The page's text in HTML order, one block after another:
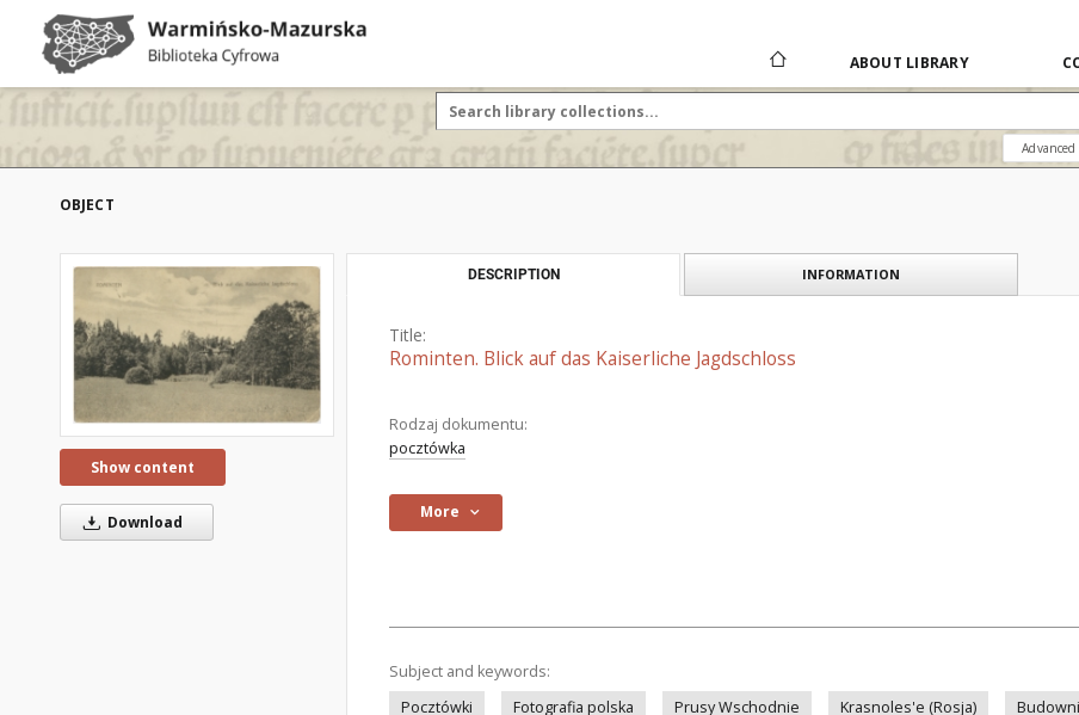
ABOUT LIBRARY
Advanced
OBJECT
Show content
Download
DESCRIPTION INFORMATION
Title:
Rominten. Blick auf das Kaiserliche Jagdschloss
Rodzaj dokumentu:
pocztówka
More
Subject and keywords:
Pocztówki
Fotografia polska Prusy Wschodnie Krasnoles'e (Rosja)